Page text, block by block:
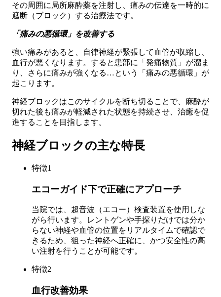
その周囲に局所麻酔薬を注射し、痛みの伝達を一時的に
遮断（ブロック）する治療法です。
「痛みの悪循環」を改善する
強い痛みがあると、自律神経が緊張して血管が収縮し、
血行が悪くなります。すると患部に「発痛物質」が溜ま
り、さらに痛みが強くなる…という「痛みの悪循環」が
起こります。
神経ブロックはこのサイクルを断ち切ることで、麻酔が
切れた後も痛みが軽減された状態を持続させ、治癒を促
進することを目指します。
神経ブロックの主な特長
特徴1
エコーガイド下で正確にアプローチ
当院では、超音波（エコー）検査装置を使用しな
がら行います。レントゲンや手探りだけでは分か
らない神経や血管の位置をリアルタイムで確認で
きるため、狙った神経へ正確に、かつ安全性の高
い注射を行うことが可能です。
特徴2
血行改善効果